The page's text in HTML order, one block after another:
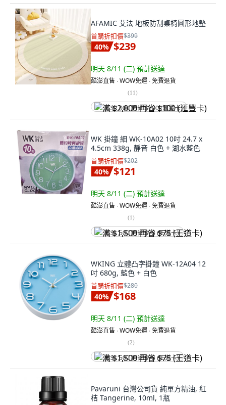
AFAMIC 艾法 地板防刮桌椅圓形地墊
首購折扣價$399
40% $239
明天 8/11 (二) 預計送達
酷澎直售 ∙ WOW免運 ∙ 免費退貨
(11)
满 $2,000 再省 $100 (滙豐卡)
WK 掛鐘 細 WK-10A02 10吋 24.7 x
4.5cm 338g, 靜音 白色 + 湖水藍色
首購折扣價$202
40% $121
明天 8/11 (二) 預計送達
酷澎直售 ∙ WOW免運 ∙ 免費退貨
(1)
满 $1,500 再省 $75 (王道卡)
WKING 立體凸字掛鐘 WK-12A04 12
吋 680g, 藍色 + 白色
首購折扣價$280
40% $168
明天 8/11 (二) 預計送達
酷澎直售 ∙ WOW免運 ∙ 免費退貨
(2)
满 $1,500 再省 $75 (王道卡)
Pavaruni 台灣公司貨 純單方精油, 紅
桔 Tangerine, 10ml, 1瓶